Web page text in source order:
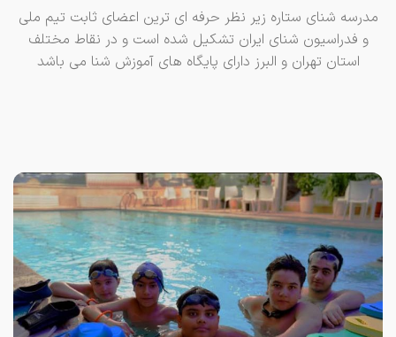
مدرسه شنای ستاره زیر نظر حرفه ای ترین اعضای ثابت تیم ملی
و فدراسیون شنای ایران تشکیل شده است و در نقاط مختلف
استان تهران و البرز دارای پایگاه های آموزش شنا می باشد